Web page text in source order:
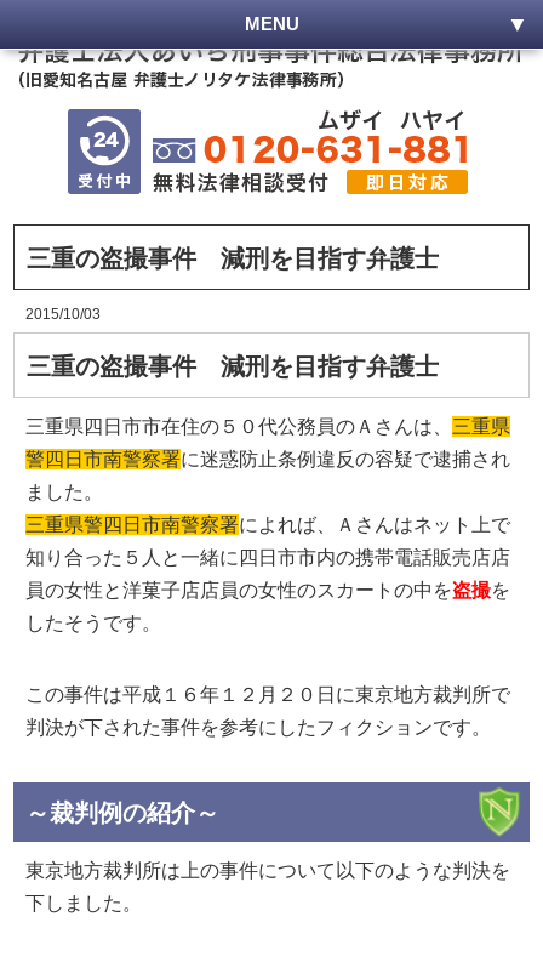
MENU
三重の盗撮事件 減刑を目指す弁護士
2015/10/03
三重の盗撮事件 減刑を目指す弁護士
三重県四日市市在住の５０代公務員のＡさんは、 三重県
警四日市南警察署に迷惑防止条例違反の容疑で逮捕され
ました。
三重県警四日市南警察署によれば、Ａさんはネット上で
知り合った５人と一緒に四日市市内の携帯電話販売店店
員の女性と洋菓子店店員の女性のスカートの中を盗撮を
したそうです。
この事件は平成１６年１２月２０日に東京地方裁判所で
判決が下された事件を参考にしたフィクションです。
～裁判例の紹介～
東京地方裁判所は上の事件について以下のような判決を
下しました。